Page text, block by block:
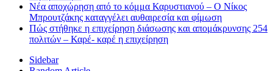
Νέα αποχώρηση από το κόμμα Καρυστιανού – Ο Νίκος
Μπρουτζάκης καταγγέλει αυθαιρεσία και φίμωση
Πώς στήθηκε η επιχείρηση διάσωσης και απομάκρυνσης 254
πολιτών – Καρέ- καρέ η επιχείρηση
Sidebar